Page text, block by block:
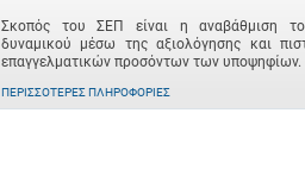
Σκοπός του ΣΕΠ είναι η αναβάθμιση
δυναμικού μέσω της αξιολόγησης και
επαγγελματικών προσόντων των υποψηφίων.
ΠΕΡΙΣΣΌΤΕΡΕΣ ΠΛΗΡΟΦΟΡΊΕΣ